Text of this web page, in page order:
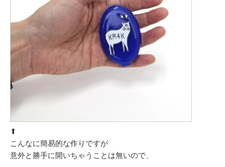
⬆︎
こんなに簡易的な作りですが
意外と勝手に開いちゃうことは無いので、